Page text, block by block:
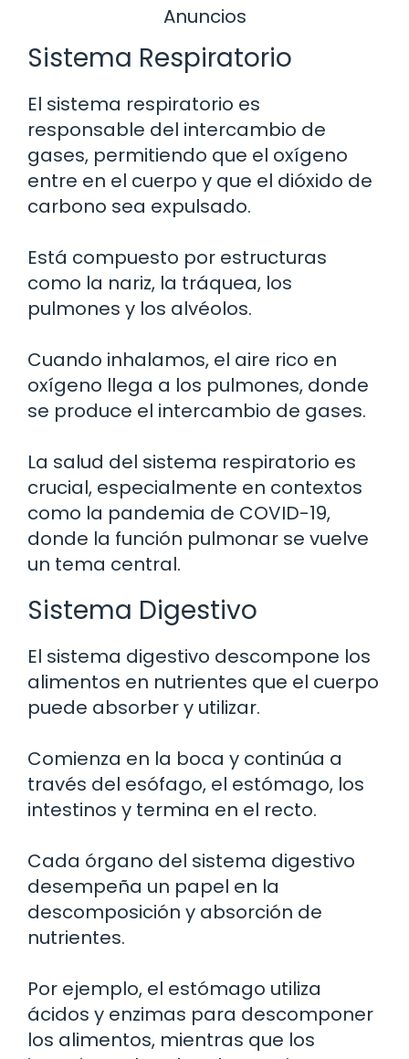
Anuncios
Sistema Respiratorio
El sistema respiratorio es
responsable del intercambio de
gases, permitiendo que el oxígeno
entre en el cuerpo y que el dióxido de
carbono sea expulsado.
Está compuesto por estructuras
como la nariz, la tráquea, los
pulmones y los alvéolos.
Cuando inhalamos, el aire rico en
oxígeno llega a los pulmones, donde
se produce el intercambio de gases.
La salud del sistema respiratorio es
crucial, especialmente en contextos
como la pandemia de COVID-19,
donde la función pulmonar se vuelve
un tema central.
Sistema Digestivo
El sistema digestivo descompone los
alimentos en nutrientes que el cuerpo
puede absorber y utilizar.
Comienza en la boca y continúa a
través del esófago, el estómago, los
intestinos y termina en el recto.
Cada órgano del sistema digestivo
desempeña un papel en la
descomposición y absorción de
nutrientes.
Por ejemplo, el estómago utiliza
ácidos y enzimas para descomponer
los alimentos, mientras que los